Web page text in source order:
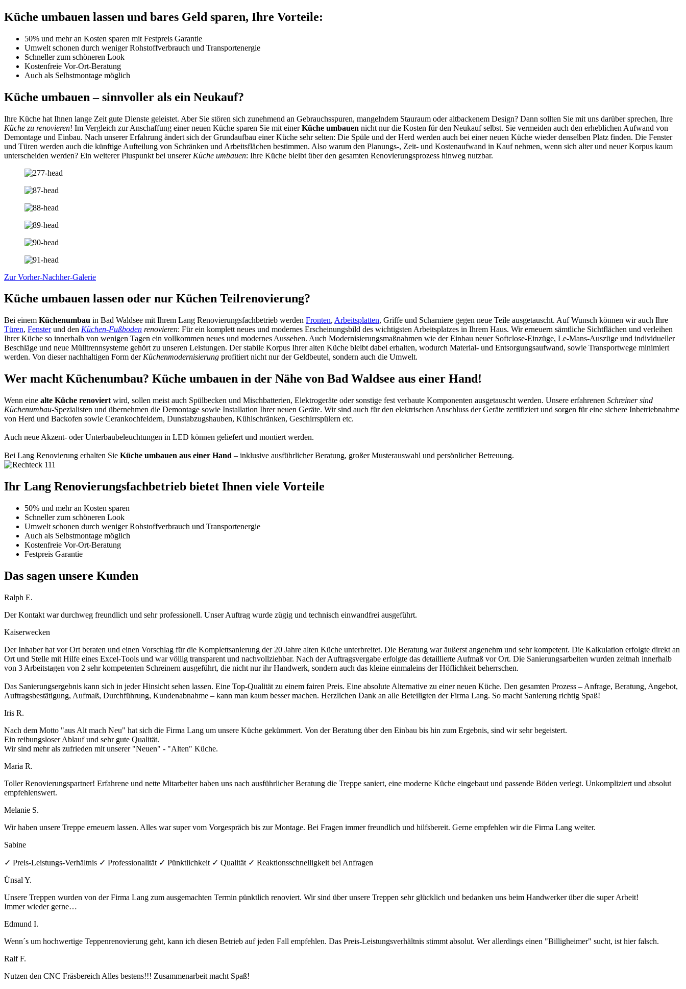
Küche umbauen lassen und bares Geld sparen, Ihre Vorteile:
50% und mehr an Kosten sparen mit Festpreis Garantie
Umwelt schonen durch weniger Rohstoffverbrauch und Transportenergie
Schneller zum schöneren Look
Kostenfreie Vor-Ort-Beratung
Auch als Selbstmontage möglich
Küche umbauen – sinnvoller als ein Neukauf?
Ihre Küche hat Ihnen lange Zeit gute Dienste geleistet. Aber Sie stören sich zunehmend an Gebrauchsspuren, mangelndem Stauraum oder altbackenem Design? Dann sollten Sie mit uns darüber sprechen, Ihre
Küche zu renovieren! Im Vergleich zur Anschaffung einer neuen Küche sparen Sie mit einerKüche umbauen nicht nur die Kosten für den Neukauf selbst. Sie vermeiden auch den erheblichen Aufwand von
Demontage und Einbau. Nach unserer Erfahrung ändert sich der Grundaufbau einer Küche sehr selten: Die Spüle und der Herd werden auch bei einer neuen Küche wieder denselben Platz finden. Die Fenster
und Türen werden auch die künftige Aufteilung von Schränken und Arbeitsflächen bestimmen. Also warum den Planungs-, Zeit- und Kostenaufwand in Kauf nehmen, wenn sich alter und neuer Korpus kaum
unterscheiden werden? Ein weiterer Pluspunkt bei unserer Küche umbauen: Ihre Küche bleibt über den gesamten Renovierungsprozess hinweg nutzbar.
Zur Vorher-Nachher-Galerie
Küche umbauen lassen oder nur Küchen Teilrenovierung?
Bei einem Küchenumbau in Bad Waldsee mit Ihrem Lang Renovierungsfachbetrieb werden Fronten, Arbeitsplatten, Griffe und Scharniere gegen neue Teile ausgetauscht. Auf Wunsch können wir auch Ihre
Türen, Fensterund den Küchen-Fußboden renovieren: Für ein komplett neues und modernes Erscheinungsbild des wichtigsten Arbeitsplatzes in Ihrem Haus. Wir erneuern sämtliche Sichtflächen und verleihen
Ihrer Küche so innerhalb von wenigen Tagen ein vollkommen neues und modernes Aussehen. Auch Modernisierungsmaßnahmen wie der Einbau neuer Softclose-Einzüge, Le-Mans-Auszüge und individueller
Beschläge und neue Mülltrennsysteme gehört zu unseren Leistungen. Der stabile Korpus Ihrer alten Küche bleibt dabei erhalten, wodurch Material- und Entsorgungsaufwand, sowie Transportwege minimiert
werden. Von dieser nachhaltigen Form der Küchenmodernisierung profitiert nicht nur der Geldbeutel, sondern auch die Umwelt.
Wer macht Küchenumbau? Küche umbauen in der Nähe von Bad Waldsee aus einer Hand!
Wenn eine alte Küche renoviert wird, sollen meist auch Spülbecken und Mischbatterien, Elektrogeräte oder sonstige fest verbaute Komponenten ausgetauscht werden. Unsere erfahrenen Schreiner sind
Küchenumbau-Spezialisten und übernehmen die Demontage sowie Installation Ihrer neuen Geräte. Wir sind auch für den elektrischen Anschluss der Geräte zertifiziert und sorgen für eine sichere Inbetriebnahme
von Herd und Backofen sowie Cerankochfeldern, Dunstabzugshauben, Kühlschränken, Geschirrspülern etc.
Auch neue Akzent- oder Unterbaubeleuchtungen in LED können geliefert und montiert werden.
Bei Lang Renovierung erhalten Sie Küche umbauen aus einer Hand – inklusive ausführlicher Beratung, großer Musterauswahl und persönlicher Betreuung.
Ihr Lang Renovierungsfachbetrieb bietet Ihnen viele Vorteile
50% und mehr an Kosten sparen
Schneller zum schöneren Look
Umwelt schonen durch weniger Rohstoffverbrauch und Transportenergie
Auch als Selbstmontage möglich
Kostenfreie Vor-Ort-Beratung
Festpreis Garantie
Das sagen unsere Kunden
Ralph E.
Der Kontakt war durchweg freundlich und sehr professionell. Unser Auftrag wurde zügig und technisch einwandfrei ausgeführt.
Kaiserwecken
Der Inhaber hat vor Ort beraten und einen Vorschlag für die Komplettsanierung der 20 Jahre alten Küche unterbreitet. Die Beratung war äußerst angenehm und sehr kompetent. Die Kalkulation erfolgte direkt an
Ort und Stelle mit Hilfe eines Excel-Tools und war völlig transparent und nachvollziehbar. Nach der Auftragsvergabe erfolgte das detaillierte Aufmaß vor Ort. Die Sanierungsarbeiten wurden zeitnah innerhalb
von 3 Arbeitstagen von 2 sehr kompetenten Schreinern ausgeführt, die nicht nur ihr Handwerk, sondern auch das kleine einmaleins der Höflichkeit beherrschen.
Das Sanierungsergebnis kann sich in jeder Hinsicht sehen lassen. Eine Top-Qualität zu einem fairen Preis. Eine absolute Alternative zu einer neuen Küche. Den gesamten Prozess – Anfrage, Beratung, Angebot,
Auftragsbestätigung, Aufmaß, Durchführung, Kundenabnahme – kann man kaum besser machen. Herzlichen Dank an alle Beteiligten der Firma Lang. So macht Sanierung richtig Spaß!
Iris R.
Nach dem Motto "aus Alt mach Neu" hat sich die Firma Lang um unsere Küche gekümmert. Von der Beratung über den Einbau bis hin zum Ergebnis, sind wir sehr begeistert.
Ein reibungsloser Ablauf und sehr gute Qualität.
Wir sind mehr als zufrieden mit unserer "Neuen" - "Alten" Küche.
Maria R.
Toller Renovierungspartner! Erfahrene und nette Mitarbeiter haben uns nach ausführlicher Beratung die Treppe saniert, eine moderne Küche eingebaut und passende Böden verlegt. Unkompliziert und absolut
empfehlenswert.
Melanie S.
Wir haben unsere Treppe erneuern lassen. Alles war super vom Vorgespräch bis zur Montage. Bei Fragen immer freundlich und hilfsbereit. Gerne empfehlen wir die Firma Lang weiter.
Sabine
✓ Preis-Leistungs-Verhältnis ✓ Professionalität ✓ Pünktlichkeit ✓ Qualität ✓ Reaktionsschnelligkeit bei Anfragen
Ünsal Y.
Unsere Treppen wurden von der Firma Lang zum ausgemachten Termin pünktlich renoviert. Wir sind über unsere Treppen sehr glücklich und bedanken uns beim Handwerker über die super Arbeit!
Immer wieder gerne…
Edmund I.
Wenn´s um hochwertige Teppenrenovierung geht, kann ich diesen Betrieb auf jeden Fall empfehlen. Das Preis-Leistungsverhältnis stimmt absolut. Wer allerdings einen "Billigheimer" sucht, ist hier falsch.
Ralf F.
Nutzen den CNC Fräsbereich Alles bestens!!! Zusammenarbeit macht Spaß!